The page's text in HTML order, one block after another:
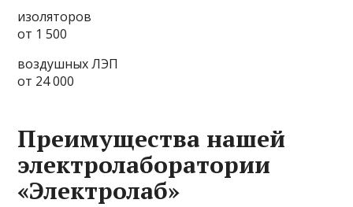
изоляторов
от 1 500
воздушных ЛЭП
от 24 000
Преимущества нашей
электролаборатории
«Электролаб»